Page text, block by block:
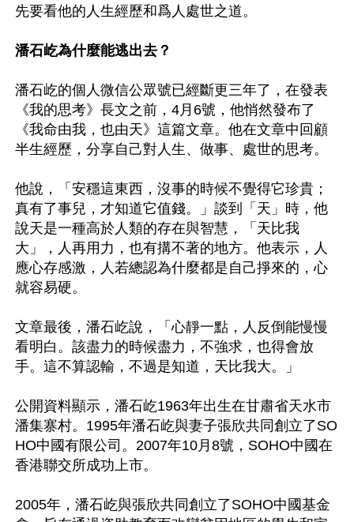
先要看他的人生經歷和爲人處世之道。
潘石屹為什麼能逃出去？
潘石屹的個人微信公眾號已經斷更三年了，在發表
《我的思考》長文之前，4月6號，他悄然發布了
《我命由我，也由天》這篇文章。他在文章中回顧
半生經歷，分享自己對人生、做事、處世的思考。
他說，「安穩這東西，沒事的時候不覺得它珍貴；
真有了事兒，才知道它值錢。」談到「天」時，他
說天是一種高於人類的存在與智慧，「天比我
大」，人再用力，也有搆不著的地方。他表示，人
應心存感激，人若總認為什麼都是自己掙來的，心
就容易硬。
文章最後，潘石屹說，「心靜一點，人反倒能慢慢
看明白。該盡力的時候盡力，不強求，也得會放
手。這不算認輸，不過是知道，天比我大。」
公開資料顯示，潘石屹1963年出生在甘肅省天水市
潘集寨村。1995年潘石屹與妻子張欣共同創立了SO
HO中國有限公司。2007年10月8號，SOHO中國在
香港聯交所成功上市。
2005年，潘石屹與張欣共同創立了SOHO中國基金